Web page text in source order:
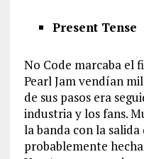
Present Tense
No Code marcaba el
Pearl Jam vendían
de sus pasos era
industria y los fans.
la banda con la salida
probablemente